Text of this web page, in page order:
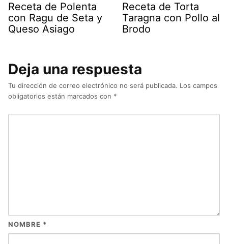
Receta de Polenta
con Ragu de Seta y
Queso Asiago
Receta de Torta
Taragna con Pollo al
Brodo
Deja una respuesta
Tu dirección de correo electrónico no será publicada. Los campos
obligatorios están marcados con *
NOMBRE *